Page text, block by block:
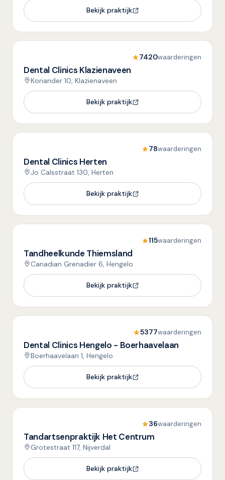
Bekijk praktijk
7420waarderingen
Dental Clinics Klazienaveen
Koriander 10, Klazienaveen
Bekijk praktijk
78waarderingen
Dental Clinics Herten
Jo Calsstraat 130, Herten
Bekijk praktijk
115waarderingen
Tandheelkunde Thiemsland
Canadian Grenadier 6, Hengelo
Bekijk praktijk
5377waarderingen
Dental Clinics Hengelo - Boerhaavelaan
Boerhaavelaan 1, Hengelo
Bekijk praktijk
36waarderingen
Tandartsenpraktijk Het Centrum
Grotestraat 117, Nijverdal
Bekijk praktijk